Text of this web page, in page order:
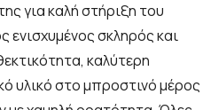
για καλή στήριξη του
σκληρός και
καλύτερη
υλικό στο μπροστινό μέρος